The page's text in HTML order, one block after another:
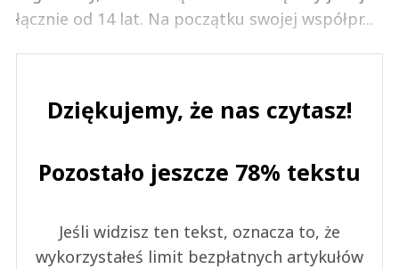
łącznie od 14 lat. Na początku swojej współpr...
Dziękujemy, że nas czytasz!
Pozostało jeszcze 78% tekstu
Jeśli widzisz ten tekst, oznacza to, że
wykorzystałeś limit bezpłatnych artykułów